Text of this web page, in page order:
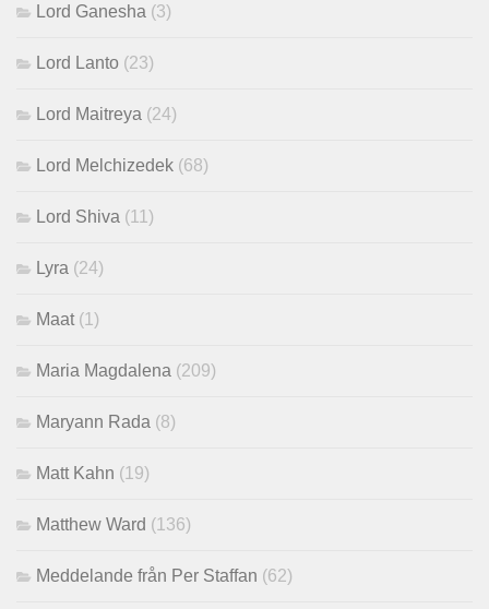
Lord Ganesha (3)
Lord Lanto (23)
Lord Maitreya (24)
Lord Melchizedek (68)
Lord Shiva (11)
Lyra (24)
Maat (1)
Maria Magdalena (209)
Maryann Rada (8)
Matt Kahn (19)
Matthew Ward (136)
Meddelande från Per Staffan (62)